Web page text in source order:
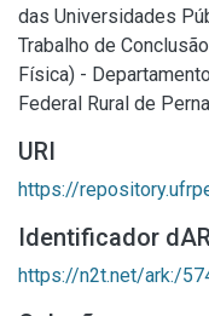
das Universidades
Trabalho de
Física) -
Federal Rural de
URI
https://
Identificador
https://n2t.net/ark:/